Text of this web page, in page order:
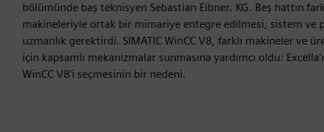
bölümünde baş teknisyen Sebastian Eibner. KG. Beş hattın
makineleriyle ortak bir mimariye entegre edilmesi, sistem ve
uzmanlık gerektirdi. SIMATIC WinCC V8, farklı makineler ve
için kapsamlı mekanizmalar sunmasına yardımcı oldu:
WinCC V8'i seçmesinin bir nedeni.